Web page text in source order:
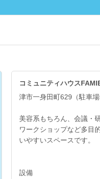
コミュニティハウス
津市一身田町629（駐車場
美容系もちろん、会議・
ワークショップなど多目
いやすいスペースです。
設備